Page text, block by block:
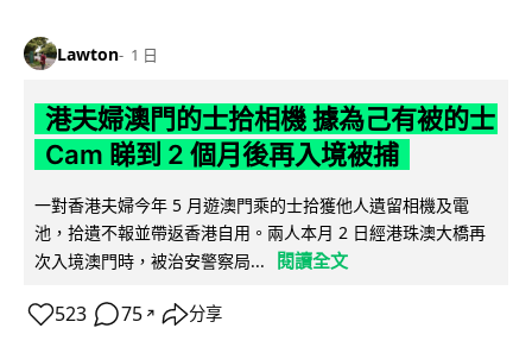
Lawton 1 日
港夫婦澳門的士拾相機 據為己有被的士
Cam 睇到 2 個月後再入境被捕
一對香港夫婦今年 5 月遊澳門乘的士拾獲他人遺留相機及電
池，拾遺不報並帶返香港自用。兩人本月 2 日經港珠澳大橋再
次入境澳門時，被治安警察局...
閱讀全文
523 75 ↗ 分享